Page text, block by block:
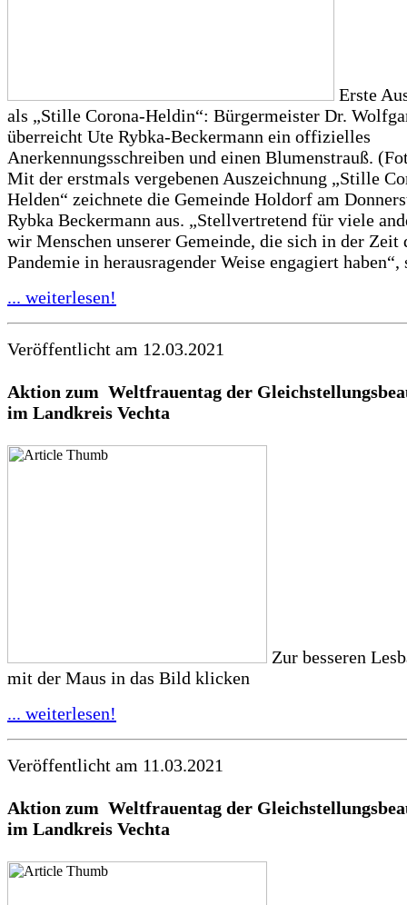
Erste
als „Stille Corona-Heldin“: Bürgermeister Dr.
überreicht Ute Rybka-Beckermann ein offizielles
Anerkennungsschreiben und einen Blumenstrauß.
Mit der erstmals vergebenen Auszeichnung „Stille
Helden“ zeichnete die Gemeinde Holdorf am
Rybka Beckermann aus. „Stellvertretend für viele
wir Menschen unserer Gemeinde, die sich in der Zeit
Pandemie in herausragender Weise engagiert haben“,
... weiterlesen!
Veröffentlicht am 12.03.2021
Aktion zum Weltfrauentag der
im Landkreis Vechta
Zur besseren
mit der Maus in das Bild klicken
... weiterlesen!
Veröffentlicht am 11.03.2021
Aktion zum Weltfrauentag der
im Landkreis Vechta